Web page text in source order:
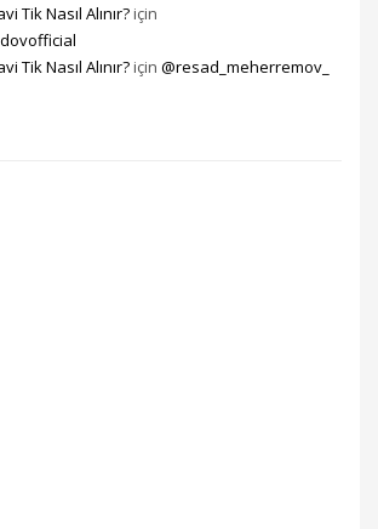
Tik Nasıl Alınır?için
Tik Nasıl Alınır?için @resad_meherremov_